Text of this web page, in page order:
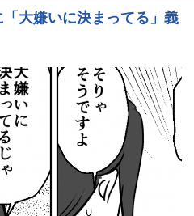
大嫌いに決まってる」義